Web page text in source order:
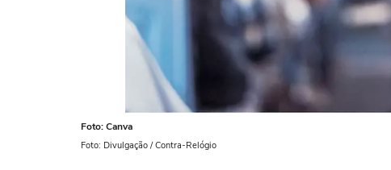
Foto: Canva
Foto: Divulgação / Contra-Relógio